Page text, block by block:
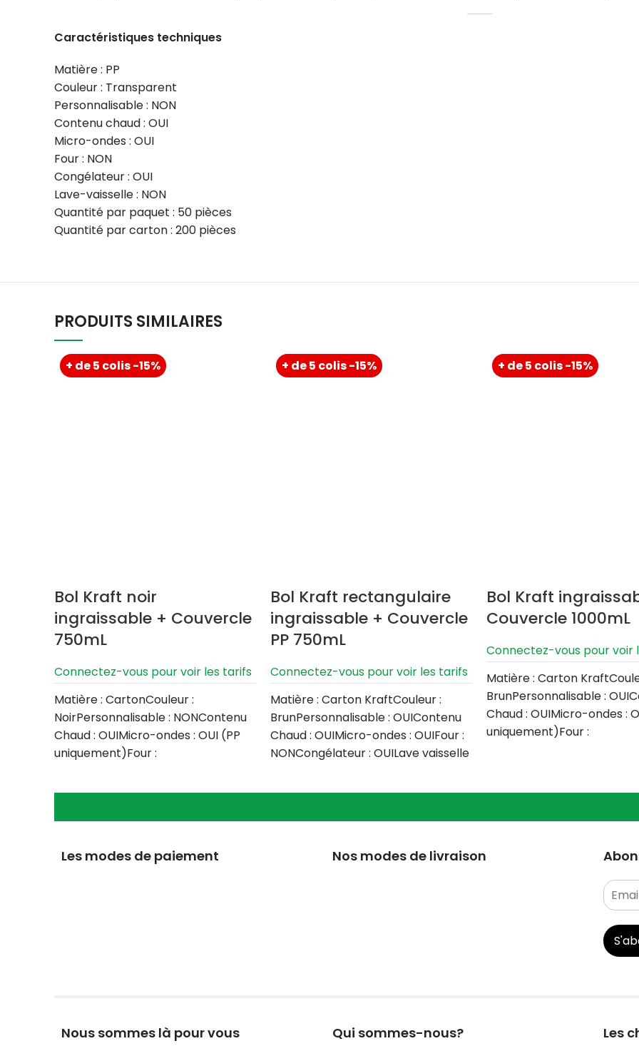
Caractéristiques techniques
Matière : PP
Couleur : Transparent
Personnalisable : NON
Contenu chaud : OUI
Micro-ondes : OUI
Four : NON
Congélateur : OUI
Lave-vaisselle : NON
Quantité par paquet : 50 pièces
Quantité par carton : 200 pièces
PRODUITS SIMILAIRES
+ de 5 colis -15%
Bol Kraft noir
ingraissable + Couvercle
750mL
Connectez-vous pour voir les tarifs
Matière : CartonCouleur :
NoirPersonnalisable : NONContenu
Chaud : OUIMicro-ondes : OUI (PP
uniquement)Four :
:
+ de 5 colis -15%
Bol Kraft rectangulaire
ingraissable + Couvercle
PP 750mL
Connectez-vous pour voir les tarifs
Matière : Carton KraftCouleur :
BrunPersonnalisable : OUIContenu
Chaud : OUIMicro-ondes : OUIFour :
NONCongélateur : OUILave vaisselle
+ de 5 colis -15%
Bol Kraft
Couvercle 1000mL
Connectez-vous pour voir
Matière : Carton
BrunPersonnalisable :
Chaud : OUIMicro-ondes :
uniquement)Four :
Les modes de paiement Nos modes de livraison
Nous sommes là pour vous Qui sommes-nous? Les